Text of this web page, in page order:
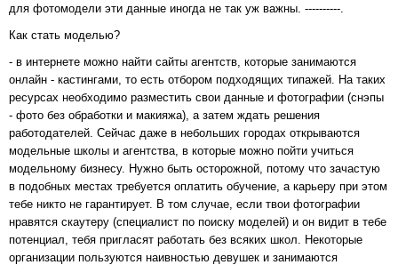
для фотомодели эти данные иногда не так уж важны. ----------.
Как стать моделью?
- в интернете можно найти сайты агентств, которые занимаются
онлайн - кастингами, то есть отбором подходящих типажей. На таких
ресурсах необходимо разместить свои данные и фотографии (снэпы
- фото без обработки и макияжа), а затем ждать решения
работодателей. Сейчас даже в небольших городах открываются
модельные школы и агентства, в которые можно пойти учиться
модельному бизнесу. Нужно быть осторожной, потому что зачастую
в подобных местах требуется оплатить обучение, а карьеру при этом
тебе никто не гарантирует. В том случае, если твои фотографии
нравятся скаутеру (специалист по поиску моделей) и он видит в тебе
потенциал, тебя пригласят работать без всяких школ. Некоторые
организации пользуются наивностью девушек и занимаются